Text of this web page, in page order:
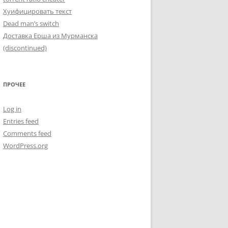
Хуифицировать текст
Dead man’s switch
Доставка Ерша из Мурманска
(discontinued)
ПРОЧЕЕ
Log in
Entries feed
Comments feed
WordPress.org